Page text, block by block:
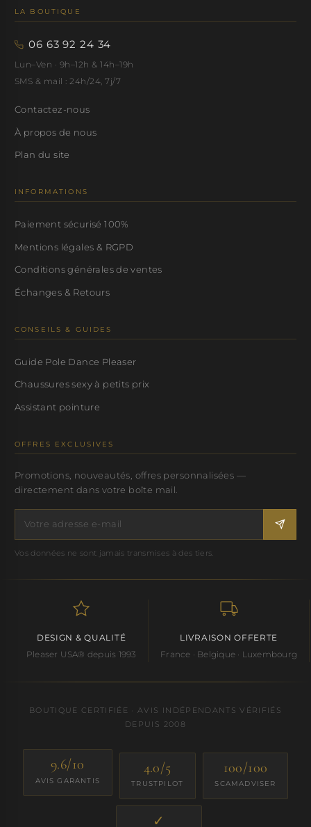
LA BOUTIQUE
06 63 92 24 34
Lun–Ven · 9h–12h & 14h–19h
SMS & mail : 24h/24, 7j/7
Contactez-nous
À propos de nous
Plan du site
INFORMATIONS
Paiement sécurisé 100%
Mentions légales & RGPD
Conditions générales de ventes
Échanges & Retours
CONSEILS & GUIDES
Guide Pole Dance Pleaser
Chaussures sexy à petits prix
Assistant pointure
OFFRES EXCLUSIVES
Promotions, nouveautés, offres personnalisées —
directement dans votre boîte mail.
Vos données ne sont jamais transmises à des tiers.
DESIGN & QUALITÉ
Pleaser USA® depuis 1993
LIVRAISON OFFERTE
France · Belgique · Luxembourg
BOUTIQUE CERTIFIÉE · AVIS INDÉPENDANTS VÉRIFIÉS
DEPUIS 2008
9.6/10
AVIS GARANTIS
4.0/5
TRUSTPILOT
100/100
SCAMADVISER
✓